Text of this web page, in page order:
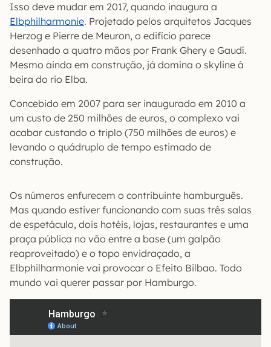
Isso deve mudar em 2017, quando inaugura a
Elbphilharmonie. Projetado pelos arquitetos Jacques
Herzog e Pierre de Meuron, o edifício parece
desenhado a quatro mãos por Frank Ghery e Gaudí.
Mesmo ainda em construção, já domina o skyline à
beira do rio Elba.
Concebido em 2007 para ser inaugurado em 2010 a
um custo de 250 milhões de euros, o complexo vai
acabar custando o triplo (750 milhões de euros) e
levando o quádruplo de tempo estimado de
construção.
Os números enfurecem o contribuinte hamburguês.
Mas quando estiver funcionando com suas três salas
de espetáculo, dois hotéis, lojas, restaurantes e uma
praça pública no vão entre a base (um galpão
reaproveitado) e o topo envidraçado, a
Elbphilharmonie vai provocar o Efeito Bilbao. Todo
mundo vai querer passar por Hamburgo.